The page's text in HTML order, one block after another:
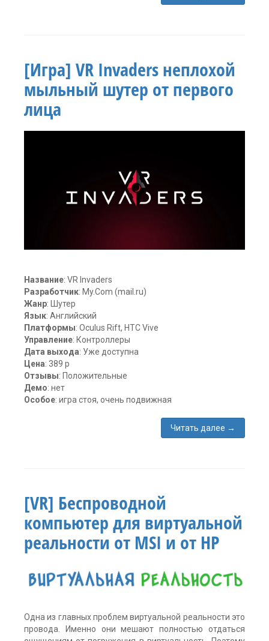
шлем
виртуальной
реальности
без
экрана
шлем
[Игра] VR Invaders неплохой
мыльный шутер от первого
лица
Название: VR Invaders
Разработчик: My.Com (mail.ru)
Жанр: Шутер
Язык: Английский
Платформы: Oculus Rift, HTC Vive
Управление: Контроллеры
Дата выхода: Уже доступна
Цена: 389 р
Отзывы: Положительные
Демо: нет
Особое: игра стоя, очень подвижная
Читать далее →
VR
Invaders
виртуальная
реальность ,
Игра,
Шутер
комментарий
[VR] Беспроводной
компьютер для виртуальной
реальности от MSI и от HP
Одна из главных проблем виртуальной реальности это
провода. Именно они мешают полностью отдаться